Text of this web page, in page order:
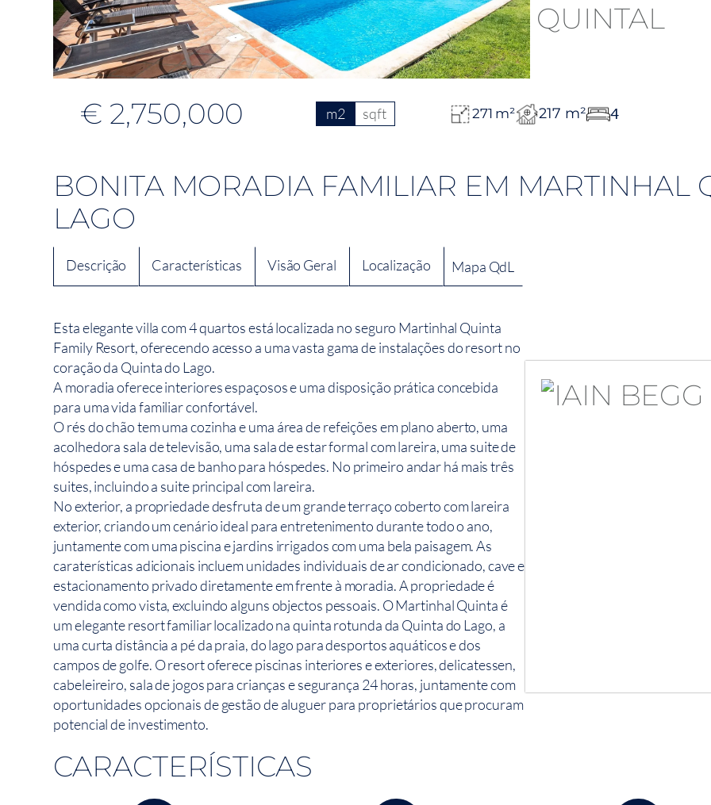
€ 2,750,000 m2 sqft 271 m² 217 m² 4
BONITA MORADIA FAMILIAR EM MARTINHAL
LAGO
Descrição Características Visão Geral Localização Mapa QdL
Esta elegante villa com 4 quartos está localizada no seguro Martinhal Quinta
Family Resort, oferecendo acesso a uma vasta gama de instalações do resort no
coração da Quinta do Lago.
A moradia oferece interiores espaçosos e uma disposição prática concebida
para uma vida familiar confortável.
O rés do chão tem uma cozinha e uma área de refeições em plano aberto, uma
acolhedora sala de televisão, uma sala de estar formal com lareira, uma suite de
hóspedes e uma casa de banho para hóspedes. No primeiro andar há mais três
suites, incluindo a suite principal com lareira.
No exterior, a propriedade desfruta de um grande terraço coberto com lareira
exterior, criando um cenário ideal para entretenimento durante todo o ano,
juntamente com uma piscina e jardins irrigados com uma bela paisagem. As
caraterísticas adicionais incluem unidades individuais de ar condicionado, cave e
estacionamento privado diretamente em frente à moradia. A propriedade é
vendida como vista, excluindo alguns objectos pessoais. O Martinhal Quinta é
um elegante resort familiar localizado na quinta rotunda da Quinta do Lago, a
uma curta distância a pé da praia, do lago para desportos aquáticos e dos
campos de golfe. O resort oferece piscinas interiores e exteriores, delicatessen,
cabeleireiro, sala de jogos para crianças e segurança 24 horas, juntamente com
oportunidades opcionais de gestão de aluguer para proprietários que procuram
potencial de investimento.
CARACTERÍSTICAS